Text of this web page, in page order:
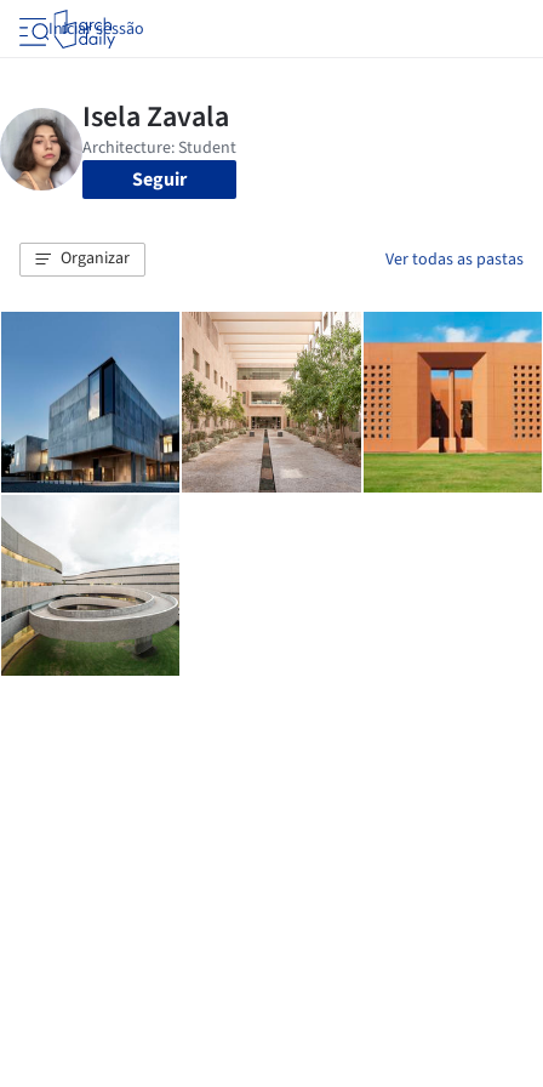
Iniciar sessão
Seguir
Organizar Ver todas as pastas